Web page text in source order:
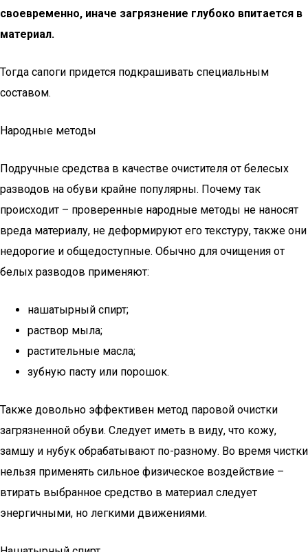
своевременно, иначе загрязнение глубоко впитается в
материал.
Тогда сапоги придется подкрашивать специальным
составом.
Народные методы
Подручные средства в качестве очистителя от белесых
разводов на обуви крайне популярны. Почему так
происходит – проверенные народные методы не наносят
вреда материалу, не деформируют его текстуру, также они
недорогие и общедоступные. Обычно для очищения от
белых разводов применяют:
нашатырный спирт;
раствор мыла;
растительные масла;
зубную пасту или порошок.
Также довольно эффективен метод паровой очистки
загрязненной обуви. Следует иметь в виду, что кожу,
замшу и нубук обрабатывают по-разному. Во время чистки
нельзя применять сильное физическое воздействие –
втирать выбранное средство в материал следует
энергичными, но легкими движениями.